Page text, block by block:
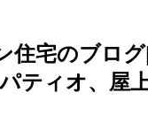
住宅のブロ
ティオ、屋